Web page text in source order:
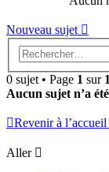
Nouveau sujet
0 sujet • Page 1 sur 1
Aucun sujet n’a
Revenir à
Aller